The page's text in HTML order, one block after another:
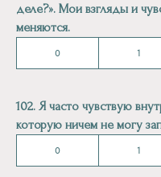
деле?». Мои взгляды и
меняются.
0 1
102. Я часто чувствую
которую ничем не могу
0 1